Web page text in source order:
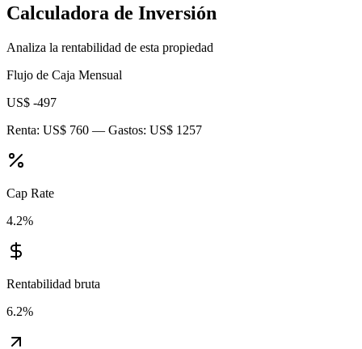
Calculadora de Inversión
Analiza la rentabilidad de esta propiedad
Flujo de Caja Mensual
US$ -497
Renta: US$ 760 — Gastos: US$ 1257
Cap Rate
4.2%
Rentabilidad bruta
6.2%